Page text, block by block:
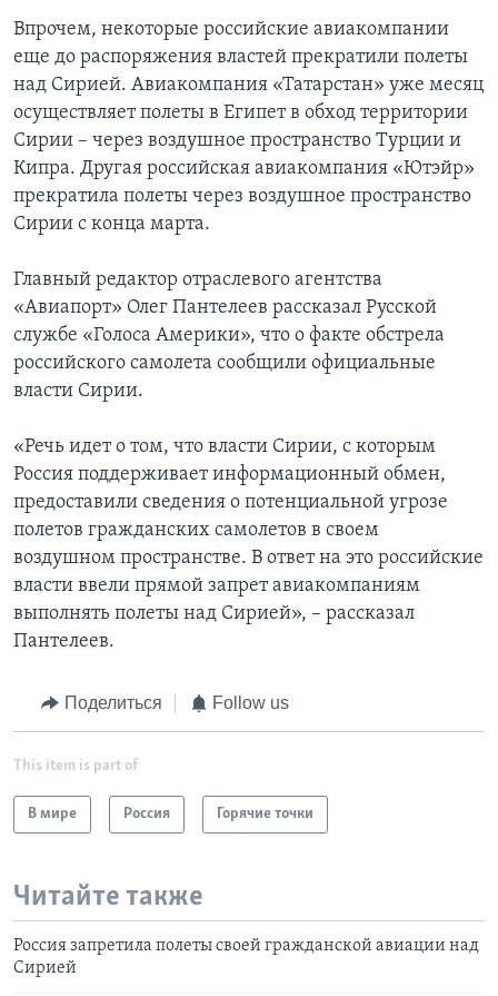
Впрочем, некоторые российские авиакомпании
еще до распоряжения властей прекратили полеты
над Сирией. Авиакомпания «Татарстан» уже месяц
осуществляет полеты в Египет в обход территории
Сирии – через воздушное пространство Турции и
Кипра. Другая российская авиакомпания «Ютэйр»
прекратила полеты через воздушное пространство
Сирии с конца марта.
Главный редактор отраслевого агентства
«Авиапорт» Олег Пантелеев рассказал Русской
службе «Голоса Америки», что о факте обстрела
российского самолета сообщили официальные
власти Сирии.
«Речь идет о том, что власти Сирии, с которым
Россия поддерживает информационный обмен,
предоставили сведения о потенциальной угрозе
полетов гражданских самолетов в своем
воздушном пространстве. В ответ на это российские
власти ввели прямой запрет авиакомпаниям
выполнять полеты над Сирией», – рассказал
Пантелеев.
Поделиться Follow us
This item is part of
В мире Россия Горячие точки
Читайте также
Россия запретила полеты своей гражданской авиации над
Сирией